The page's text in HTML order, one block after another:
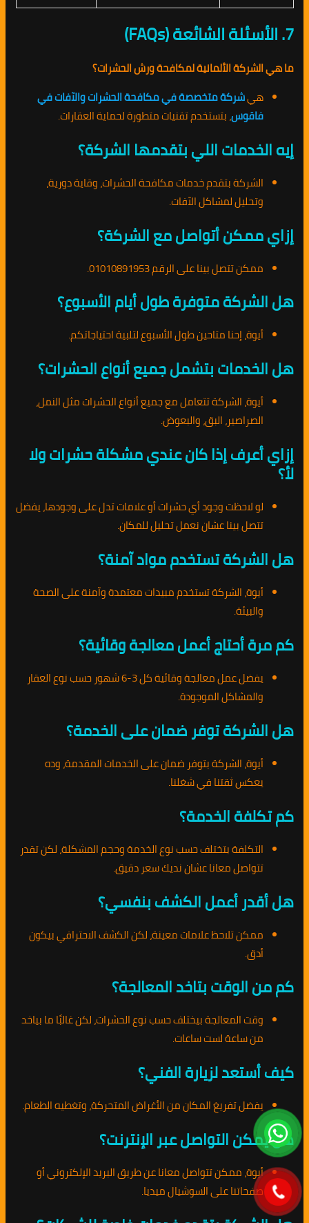
7. الأسئلة الشائعة (FAQs)
ما هي الشركة الألمانية لمكافحة ورش الحشرات؟
هيشركة متخصصة في مكافحة الحشرات والآفات في
فاقوس، بتستخدم تقنيات متطورة لحماية العقارات.
إيه الخدمات اللي بتقدمها الشركة؟
الشركة بتقدم خدمات مكافحة الحشرات، وقاية دورية،
وتحليل لمشاكل الآفات.
إزاي ممكن أتواصل مع الشركة؟
ممكن تتصل بينا على الرقم 01010891953.
هل الشركة متوفرة طول أيام الأسبوع؟
أيوة، إحنا متاحين طول الأسبوع لتلبية احتياجاتكم.
هل الخدمات بتشمل جميع أنواع الحشرات؟
أيوة، الشركة تتعامل مع جميع أنواع الحشرات مثل النمل،
الصراصير، البق، والبعوض.
إزاي أعرف إذا كان عندي مشكلة حشرات ولا
لأ؟
لو لاحظت وجود أي حشرات أو علامات تدل على وجودها، يفضل
تتصل بينا عشان نعمل تحليل للمكان.
هل الشركة تستخدم مواد آمنة؟
أيوة، الشركة تستخدم مبيدات معتمدة وآمنة على الصحة
والبيئة.
كم مرة أحتاج أعمل معالجة وقائية؟
يفضل عمل معالجة وقائية كل 3-6 شهور حسب نوع العقار
والمشاكل الموجودة.
هل الشركة توفر ضمان على الخدمة؟
أيوة، الشركة بتوفر ضمان على الخدمات المقدمة، وده
يعكس ثقتنا في شغلنا.
كم تكلفة الخدمة؟
التكلفة بتختلف حسب نوع الخدمة وحجم المشكلة، لكن تقدر
تتواصل معانا عشان نديك سعر دقيق.
هل أقدر أعمل الكشف بنفسي؟
ممكن تلاحظ علامات معينة، لكن الكشف الاحترافي بيكون
أدق.
كم من الوقت بتاخد المعالجة؟
وقت المعالجة بيختلف حسب نوع الحشرات، لكن غالبًا ما بياخد
من ساعة لست ساعات.
كيف أستعد لزيارة الفني؟
يفضل تفريغ المكان من الأغراض المتحركة، وتغطيه الطعام.
هل يمكن التواصل عبر الإنترنت؟
أيوة، ممكن تتواصل معانا عن طريق البريد الإلكتروني أو
صفحاتنا على السوشيال ميديا.